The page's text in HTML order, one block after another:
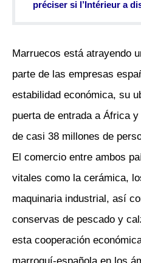
préciser si l’Intérieur a
Marruecos está atrayendo
parte de las empresas
estabilidad económica, su
puerta de entrada a África
de casi 38 millones de
El comercio entre ambos
vitales como la cerámica,
maquinaria industrial, así
conservas de pescado y
esta cooperación